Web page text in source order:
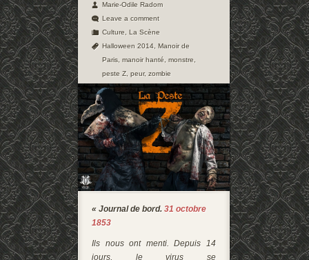
Marie-Odile Radom
Leave a comment
Culture
La Scène
Halloween 2014 Manoir de
Paris manoir hanté monstre
peste Z peur, zombie
« Journal de bord. 31 octobre
1853
Ils nous ont menti.Depuis 14
jours , le virus se